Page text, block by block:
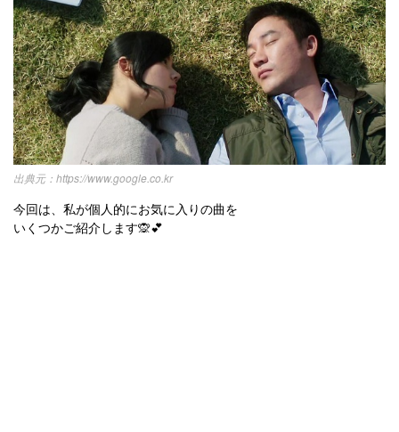
https://www.google.co.kr
今回は、私が個人的にお気に入りの曲を
いくつかご紹介します🙊💕